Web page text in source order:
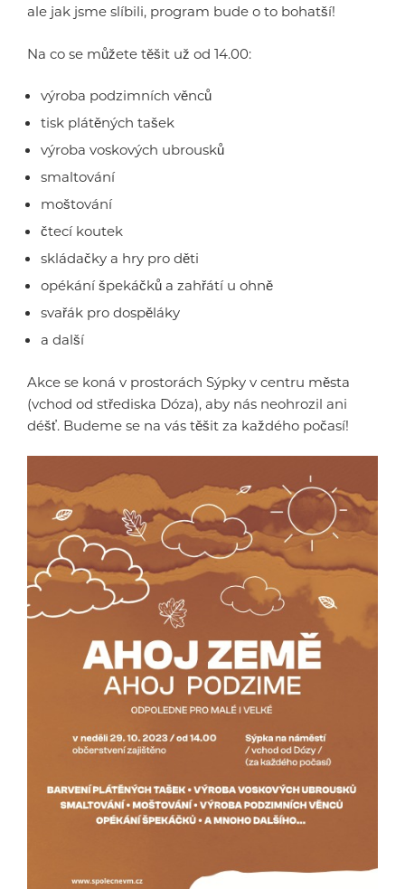
ale jak jsme slíbili, program bude o to bohatší!
Na co se můžete těšit už od 14.00:
výroba podzimních věnců
tisk plátěných tašek
výroba voskových ubrousků
smaltování
moštování
čtecí koutek
skládačky a hry pro děti
opékání špekáčků a zahřátí u ohně
svařák pro dospěláky
a další
Akce se koná v prostorách Sýpky v centru města
(vchod od střediska Dóza), aby nás neohrozil ani
déšť. Budeme se na vás těšit za každého počasí!